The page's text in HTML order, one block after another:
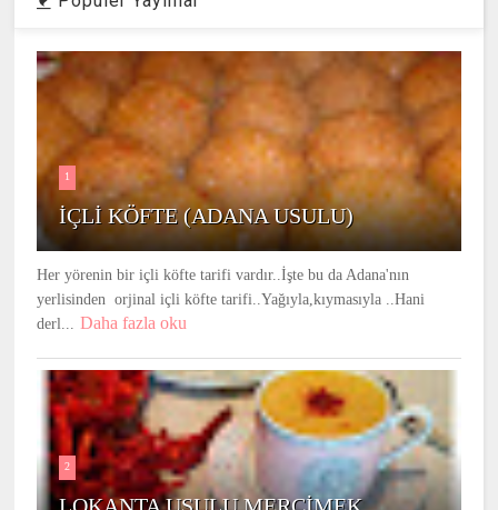
1
İÇLİ KÖFTE (ADANA USULU)
Her yörenin bir içli köfte tarifi vardır..İşte bu da Adana'nın
yerlisinden orjinal içli köfte tarifi..Yağıyla,kıymasıyla ..Hani
derl...
Daha fazla oku
2